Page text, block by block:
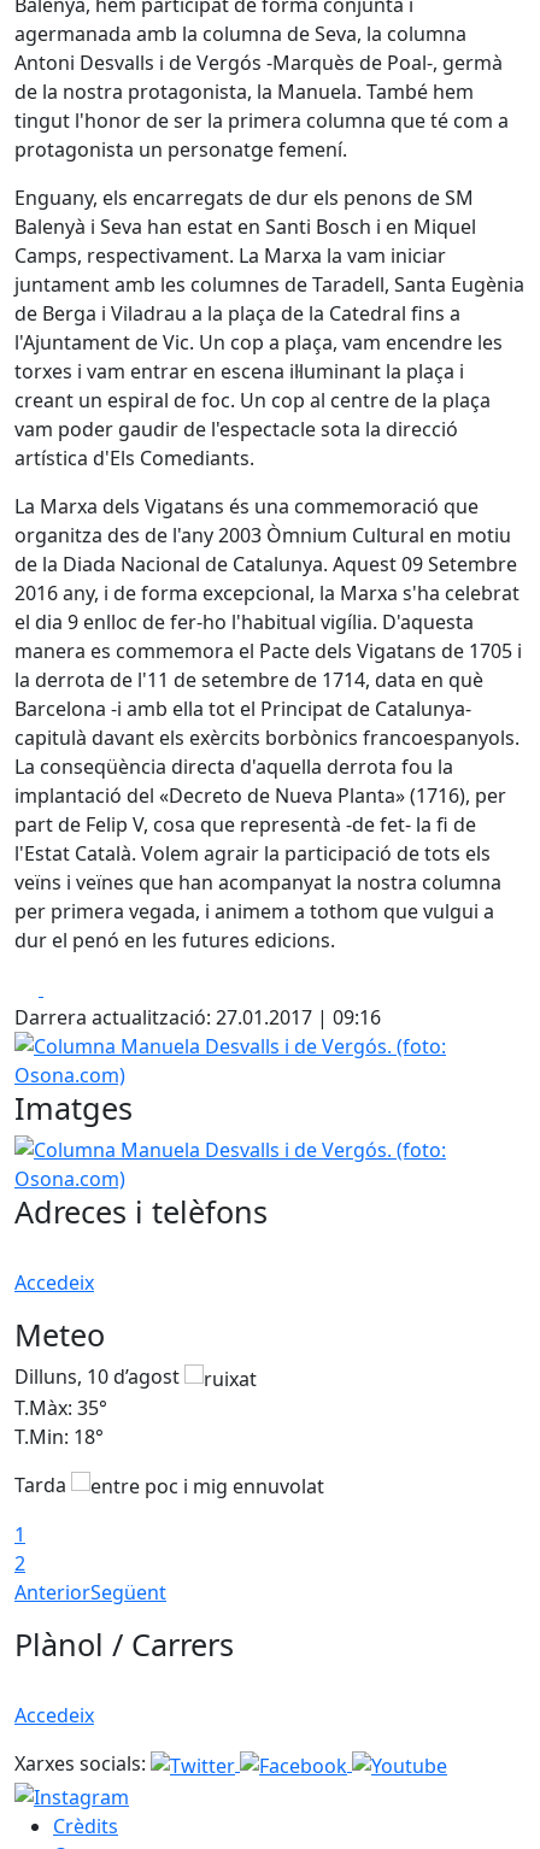
agermanada amb la columna de Seva, la columna
Antoni Desvalls i de Vergós -Marquès de Poal-, germà
de la nostra protagonista, la Manuela. També hem
tingut l'honor de ser la primera columna que té com a
protagonista un personatge femení.
Enguany, els encarregats de dur els penons de SM
Balenyà i Seva han estat en Santi Bosch i en Miquel
Camps, respectivament. La Marxa la vam iniciar
juntament amb les columnes de Taradell, Santa Eugènia
de Berga i Viladrau a la plaça de la Catedral fins a
l'Ajuntament de Vic. Un cop a plaça, vam encendre les
torxes i vam entrar en escena il·luminant la plaça i
creant un espiral de foc. Un cop al centre de la plaça
vam poder gaudir de l'espectacle sota la direcció
artística d'Els Comediants.
La Marxa dels Vigatans és una commemoració que
organitza des de l'any 2003 Òmnium Cultural en motiu
de la Diada Nacional de Catalunya. Aquest 09 Setembre
2016 any, i de forma excepcional, la Marxa s'ha celebrat
el dia 9 enlloc de fer-ho l'habitual vigília. D'aquesta
manera es commemora el Pacte dels Vigatans de 1705 i
la derrota de l'11 de setembre de 1714, data en què
Barcelona -i amb ella tot el Principat de Catalunya-
capitulà davant els exèrcits borbònics francoespanyols.
La conseqüència directa d'aquella derrota fou la
implantació del «Decreto de Nueva Planta» (1716), per
part de Felip V, cosa que representà -de fet- la fi de
l'Estat Català. Volem agrair la participació de tots els
veïns i veïnes que han acompanyat la nostra columna
per primera vegada, i animem a tothom que vulgui a
dur el penó en les futures edicions.
Darrera actualització: 27.01.2017 | 09:16
Columna Manuela Desvalls i de Vergós. (foto: Osona.com)
Imatges
Columna Manuela Desvalls i de Vergós. (foto: Osona.com)
Adreces i telèfons
Accedeix
Meteo
Dilluns, 10 d’agost
T.Màx: 35°
T.Min: 18°
Tarda
1
2
AnteriorSegüent
Plànol / Carrers
Accedeix
Xarxes socials:
Crèdits